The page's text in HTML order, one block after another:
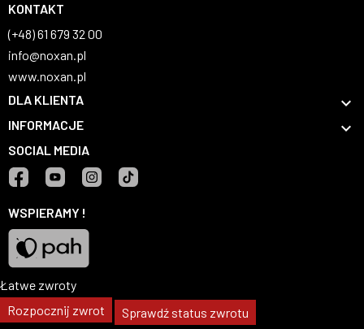
KONTAKT
(+48) 61 679 32 00
info@noxan.pl
www.noxan.pl
DLA KLIENTA

INFORMACJE 
SOCIAL MEDIA
WSPIERAMY !
Pah
Łatwe zwroty
Rozpocznij zwrot
Sprawdź status zwrotu